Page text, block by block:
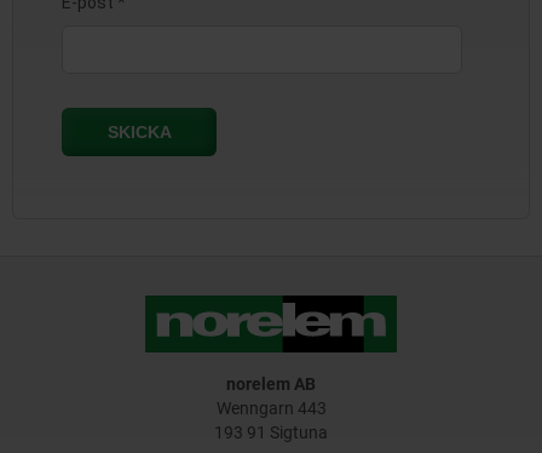
norelem AB
Wenngarn 443
193 91 Sigtuna